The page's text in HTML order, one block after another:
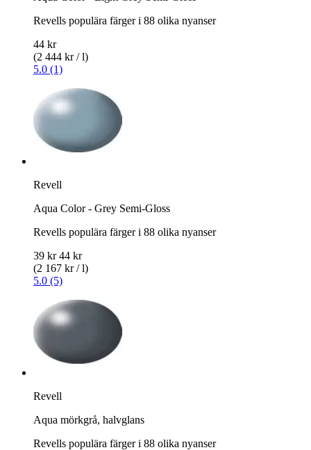
Revells populära färger i 88 olika nyanser
44 kr
(2 444 kr / l)
5.0 (1)
Revell
Aqua Color - Grey Semi-Gloss
Revells populära färger i 88 olika nyanser
39 kr 44 kr
(2 167 kr / l)
5.0 (5)
Revell
Aqua mörkgrå, halvglans
Revells populära färger i 88 olika nyanser